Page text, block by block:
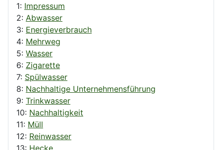
1: Impressum
2: Abwasser
3: Energieverbrauch
4: Mehrweg
5: Wasser
6: Zigarette
7: Spülwasser
8: Nachhaltige Unternehmensführung
9: Trinkwasser
10: Nachhaltigkeit
11: Müll
12: Reinwasser
13: Hecke